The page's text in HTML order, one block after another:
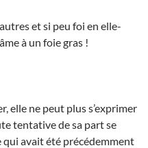
et si peu foi en elle-
à un foie gras !
elle ne peut plus s’exprimer
tentative de sa part se
avait été précédemment